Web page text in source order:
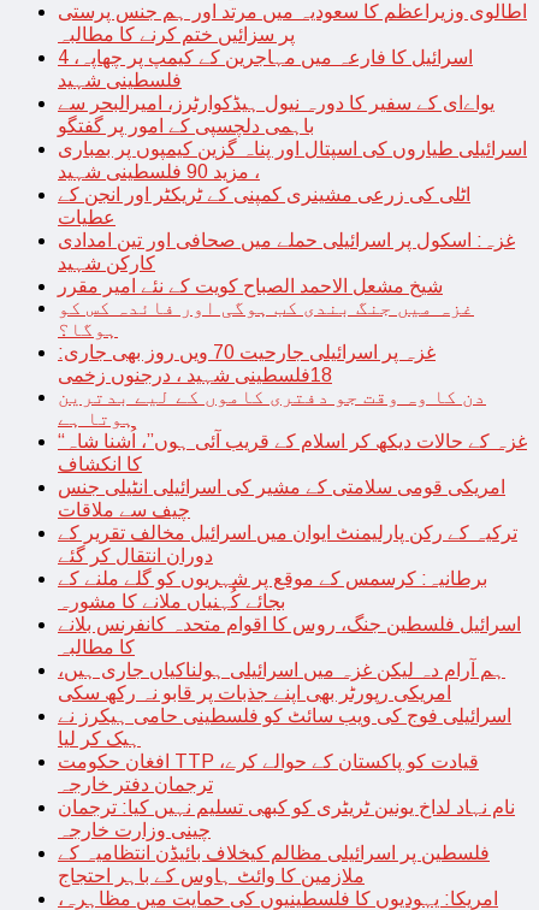
اطالوی وزیراعظم کا سعودیہ میں مرتد اور ہم جنس پرستی
پر سزائیں ختم کرنے کا مطالبہ
اسرائیل کا فارعہ میں مہاجرین کے کیمپ پر چھاپہ، 4
فلسطینی شہید
یواےای کے سفیر کا دورہ نیول ہیڈکوارٹرز، امیرالبحر سے
باہمی دلچسپی کے امور پر گفتگو
اسرائیلی طیاروں کی اسپتال اور پناہ گزین کیمپوں پر بمباری
، مزید 90 فلسطینی شہید
اٹلی کی زرعی مشینری کمپنی کے ٹریکٹر اور انجن کے
عطیات
غزہ: اسکول پر اسرائیلی حملے میں صحافی اور تین امدادی
کارکن شہید
شیخ مشعل الاحمد الصباح کویت کے نئے امیر مقرر
غزہ میں جنگ بندی کب ہوگی اور فائدہ کس کو
ہوگا؟
غزہ پر اسرائیلی جارحیت 70 ویں روز بھی جاری:
18فلسطینی شہید ، درجنوں زخمی
دن کا وہ وقت جو دفتری کاموں کے لیے بدترین
ہوتا ہے
“غزہ کے حالات دیکھ کر اسلام کے قریب آئی ہوں”، اُشنا شاہ
کا انکشاف
امریکی قومی سلامتی کے مشیر کی اسرائیلی انٹیلی جنس
چیف سے ملاقات
ترکیہ کے رکن پارلیمنٹ ایوان میں اسرائیل مخالف تقریر کے
دوران انتقال کر گئے
برطانیہ: کرسمس کے موقع پر شہریوں کو گلے ملنے کے
بجائے کُہنیاں ملانے کا مشورہ
اسرائیل فلسطین جنگ، روس کا اقوام متحدہ کانفرنس بلانے
کا مطالبہ
ہم آرام دہ لیکن غزہ میں اسرائیلی ہولناکیاں جاری ہیں،
امریکی رپورٹر بھی اپنے جذبات پر قابو نہ رکھ سکی
اسرائیلی فوج کی ویب سائٹ کو فلسطینی حامی ہیکرز نے
ہیک کر لیا
افغان حکومت TTP قیادت کو پاکستان کے حوالے کرے،
ترجمان دفتر خارجہ
نام نہاد لداخ یونین ٹریٹری کو کبھی تسلیم نہیں کیا: ترجمان
چینی وزارت خارجہ
فلسطین پر اسرائیلی مظالم کیخلاف بائیڈن انتظامیہ کے
ملازمین کا وائٹ ہاوس کے باہر احتجاج
امریکا: یہودیوں کا فلسطینیوں کی حمایت میں مظاہرہ،